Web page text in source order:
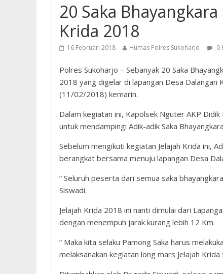
20 Saka
Krida 2018
16 Februari 2018 Humas Polres Sukoharjo 0
Polres Sukoharjo – Sebanyak 20 Saka
2018 yang digelar di lapangan Desa
(11/02/2018) kemarin.
Dalam kegiatan ini, Kapolsek Nguter AKP
untuk mendampingi Adik-adik Saka
Sebelum mengikuti kegiatan Jelajah Krida ini,
berangkat bersama menuju lapangan Desa
” Seluruh peserta dari semua saka
Siswadi.
Jelajah Krida 2018 ini nanti dimulai dari
dengan menempuh jarak kurang lebih 12 Km.
” Maka kita selaku Pamong Saka harus
melaksanakan kegiatan long mars Jelajah